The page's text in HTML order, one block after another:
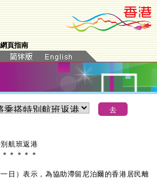
網頁指南
航班返港
＊ ＊ ＊ ＊ ＊
）表示，為協助滯留尼泊爾的香港居民離